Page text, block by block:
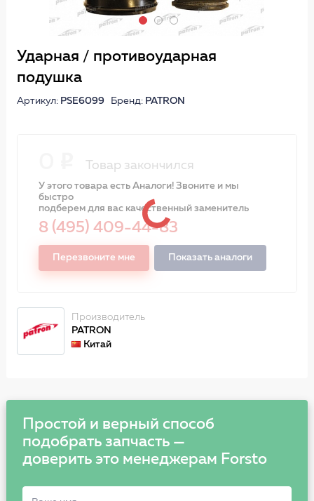
Ударная / противоударная
подушка
Артикул: PSE6099Бренд: PATRON
Товар закончился
У этого товара есть Аналоги! Звоните и мы
быстро
подберем для вас качественный заменитель
8 (495) 409-44-83
Перезвоните мне Показать аналоги
Производитель
PATRON
Китай
Простой и верный способ
подобрать запчасть —
доверить это менеджерам Forsto